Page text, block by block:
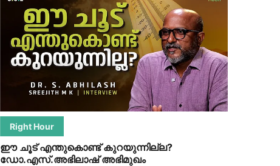
Right Hour
ഈ ചൂട് എന്തുകൊണ്ട് കുറയുന്നില്ല?
ഡോ.എസ്.അഭിലാഷ് അഭിമുഖം